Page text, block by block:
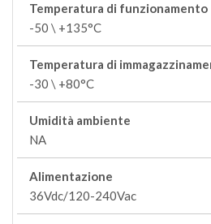
Temperatura di funzionamento
-50 \ +135°C
Temperatura di
-30 \ +80°C
Umidità ambiente
NA
Alimentazione
36Vdc/120-240Vac